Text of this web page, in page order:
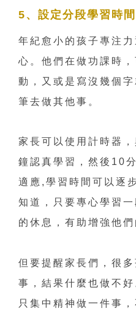
5、設定分段學習時間
年紀愈小的孩子專注
心。他們在做功課時
動，又或是寫沒幾個
筆去做其他事。
家長可以使用計時器
鐘認真學習，然後10
適應,學習時間可以逐
知道，只要專心學習
的休息，有助增強他
但要提醒家長們，很
事，結果什麼也做不
只集中精神做一件事